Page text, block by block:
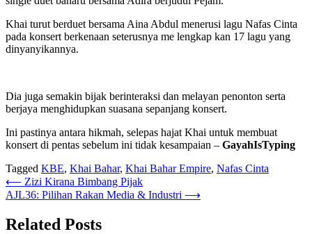
Khai turut berduet bersama Aina Abdul menerusi lagu Nafas Cinta
pada konsert berkenaan seterusnya me lengkap kan 17 lagu yang
dinyanyikannya.
Dia juga semakin bijak berinteraksi dan melayan penonton serta
berjaya menghidupkan suasana sepanjang konsert.
Ini pastinya antara hikmah, selepas hajat Khai untuk membuat
konsert di pentas sebelum ini tidak kesampaian – GayahIsTyping
Tagged KBE, Khai Bahar, Khai Bahar Empire, Nafas Cinta
Post
navigation
⟵ Zizi Kirana Bimbang Pijak
AJL36: Pilihan Rakan Media & Industri ⟶
Related Posts